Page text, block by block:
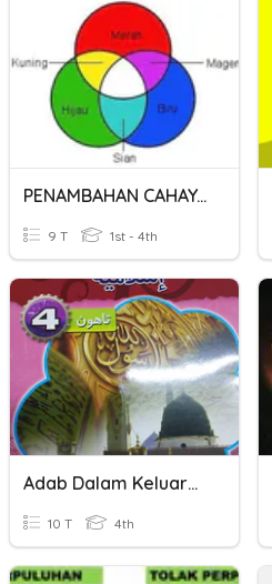
PENAMBAHAN CAHAYA BERWARNA
9 T 1st - 4th
Adab Dalam Keluarga
10 T 4th